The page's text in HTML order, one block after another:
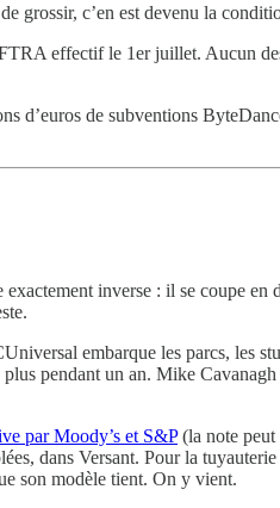
grossir, c’en est devenu la
effectif le 1er juillet. Aucun
d’euros de subventions
inverse : il se coupe
embarque les parcs, les
pendant un an. Mike
par Moody’s et S&P(la note peut
dans Versant. Pour la
son modèle tient. On y vient.